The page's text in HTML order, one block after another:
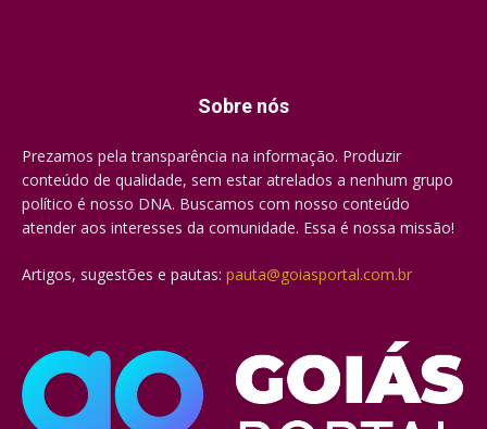
Sobre nós
Prezamos pela transparência na informação. Produzir
conteúdo de qualidade, sem estar atrelados a nenhum grupo
político é nosso DNA. Buscamos com nosso conteúdo
atender aos interesses da comunidade. Essa é nossa missão!
Artigos, sugestões e pautas: pauta@goiasportal.com.br